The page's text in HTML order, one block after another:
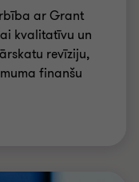
ar Grant
kvalitatīvu un
revīziju,
finanšu